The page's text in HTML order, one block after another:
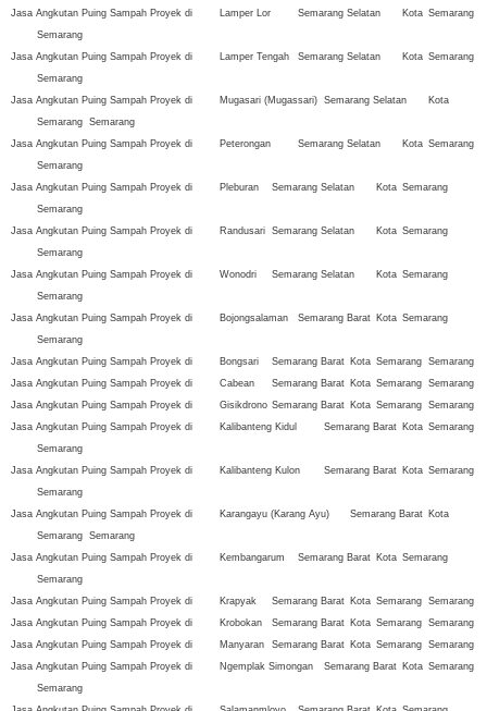
Jasa Angkutan Puing Sampah Proyek di
Lamper Lor Semarang Selatan Kota Semarang
Semarang
Jasa Angkutan Puing Sampah Proyek di
Lamper Tengah Semarang Selatan Kota Semarang
Semarang
Jasa Angkutan Puing Sampah Proyek di
Mugasari (Mugassari) Semarang Selatan
Kota
Semarang Semarang
Jasa Angkutan Puing Sampah Proyek di
Peterongan Semarang Selatan Kota Semarang
Semarang
Jasa Angkutan Puing Sampah Proyek di
Pleburan Semarang Selatan Kota Semarang
Semarang
Jasa Angkutan Puing Sampah Proyek di
Randusari Semarang Selatan Kota Semarang
Semarang
Jasa Angkutan Puing Sampah Proyek di
Wonodri Semarang Selatan Kota Semarang
Semarang
Jasa Angkutan Puing Sampah Proyek di
Bojongsalaman Semarang Barat Kota Semarang
Semarang
Jasa Angkutan Puing Sampah Proyek di
Bongsari Semarang Barat Kota Semarang Semarang
Jasa Angkutan Puing Sampah Proyek di
Cabean Semarang Barat Kota Semarang Semarang
Jasa Angkutan Puing Sampah Proyek di
Gisikdrono Semarang Barat Kota Semarang Semarang
Jasa Angkutan Puing Sampah Proyek di
Kalibanteng Kidul Semarang Barat Kota Semarang
Semarang
Jasa Angkutan Puing Sampah Proyek di
Kalibanteng Kulon Semarang Barat Kota Semarang
Semarang
Jasa Angkutan Puing Sampah Proyek di
Karangayu (Karang Ayu) Semarang Barat Kota
Semarang Semarang
Jasa Angkutan Puing Sampah Proyek di
Kembangarum Semarang Barat Kota Semarang
Semarang
Jasa Angkutan Puing Sampah Proyek di
Krapyak Semarang Barat Kota Semarang Semarang
Jasa Angkutan Puing Sampah Proyek di
Krobokan Semarang Barat Kota Semarang Semarang
Jasa Angkutan Puing Sampah Proyek di
Manyaran Semarang Barat Kota Semarang Semarang
Jasa Angkutan Puing Sampah Proyek di
Ngemplak Simongan Semarang Barat Kota Semarang
Semarang